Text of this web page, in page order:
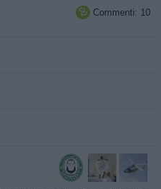
 Commenti: 10